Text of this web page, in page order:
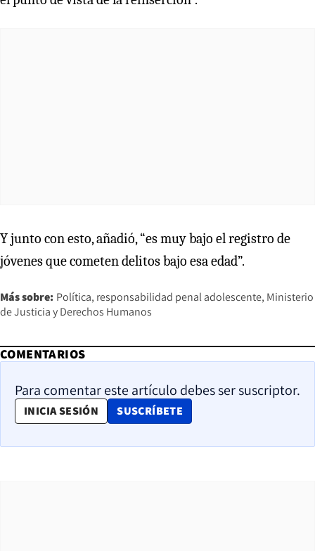
Y junto con esto, añadió, “es muy bajo el registro de
jóvenes que cometen delitos bajo esa edad”.
Más sobre: Política responsabilidad penal adolescente Ministerio
de Justicia y Derechos Humanos
COMENTARIOS
Para comentar este artículo debes ser suscriptor.
INICIA SESIÓN SUSCRÍBETE
OPENS IN NEW WINDOW